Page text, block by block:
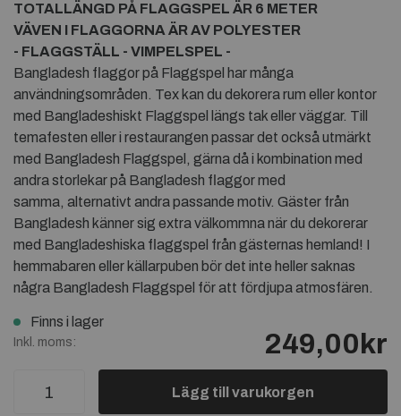
TOTALLÄNGD PÅ FLAGGSPEL ÄR 6 METER
VÄVEN I FLAGGORNA ÄR AV POLYESTER
- FLAGGSTÄLL - VIMPELSPEL -
Bangladesh flaggor på Flaggspel har många
användningsområden. Tex kan du dekorera rum eller kontor
med Bangladeshiskt Flaggspel längs tak eller väggar. Till
temafesten eller i restaurangen passar det också utmärkt
med Bangladesh Flaggspel, gärna då i kombination med
andra storlekar på Bangladesh flaggor med
samma, alternativt andra passande motiv. Gäster från
Bangladesh känner sig extra välkommna när du dekorerar
med Bangladeshiska flaggspel från gästernas hemland! I
hemmabaren eller källarpuben bör det inte heller saknas
några Bangladesh Flaggspel för att fördjupa atmosfären.
Finns i lager
Inkl. moms: 249,00kr
Lägg till varukorgen